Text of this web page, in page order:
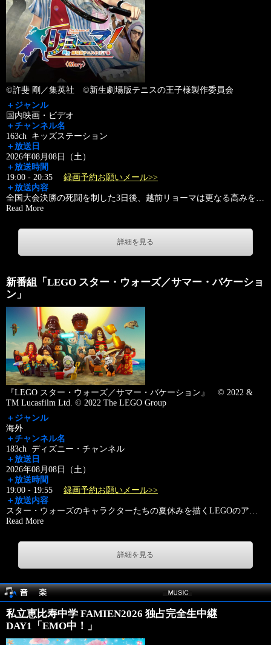
©許斐 剛／集英社 ©新生劇場版テニスの王子様製作委員会
＋ジャンル
国内映画・ビデオ
＋チャンネル名
163ch キッズステーション
＋放送日
2026年08月08日（土）
＋放送時間
19:00 - 20:35 録画予約お願いメール>>
＋放送内容
全国大会決勝の死闘を制した3日後、越前リョーマは更なる高みを…
Read More
詳細を見る
新番組「LEGO スター・ウォーズ／サマー・バケーショ
ン」
『LEGO スター・ウォーズ／サマー・バケーション』 © 2022 &
TM Lucasfilm Ltd. © 2022 The LEGO Group
＋ジャンル
海外
＋チャンネル名
183ch ディズニー・チャンネル
＋放送日
2026年08月08日（土）
＋放送時間
19:00 - 19:55 録画予約お願いメール>>
＋放送内容
スター・ウォーズのキャラクターたちの夏休みを描くLEGOのア…
Read More
詳細を見る
私立恵比寿中学 FAMIEN2026 独占完全生中継
DAY1「EMO中！」